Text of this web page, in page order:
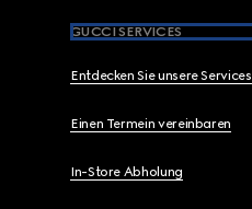
GUCCI SERVICES
Entdecken Sie unsere Services
Einen Termein vereinbaren
In-Store Abholung